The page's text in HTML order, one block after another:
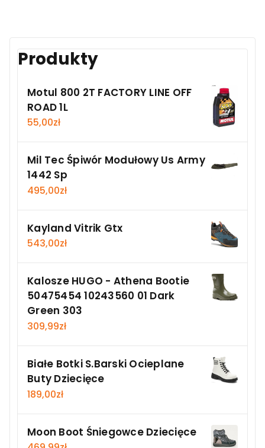
Produkty
Motul 800 2T FACTORY LINE OFF
ROAD 1L
55,00zł
Mil Tec Śpiwór Modułowy Us Army
1442 Sp
495,00zł
Kayland Vitrik Gtx
543,00zł
Kalosze HUGO - Athena Bootie
50475454 10243560 01 Dark
Green 303
309,99zł
Białe Botki S.Barski Ocieplane
Buty Dziecięce
189,00zł
Moon Boot Śniegowce Dziecięce